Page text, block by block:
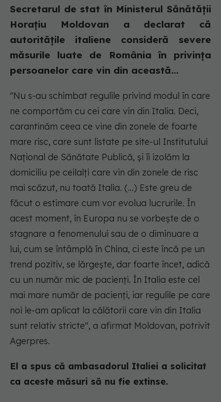
Secretarul de stat în Ministerul Sănătăţii
Horaţiu Moldovan a declarat că
autorităţile italiene consideră severe
măsurile luate de România în privinţa
persoanelor care vin din această...
"Nu s-au schimbat regulile privind modul în care
ne comportăm cu cei care vin din Italia. Deci,
carantinăm ceea ce vine din zonele de foarte
mare risc, care sunt listate pe site-ul Institutului
Naţional de Sănătate Publică, şi îi izolăm la
domiciliu pe ceilalţi care vin din zonele de risc
mai scăzut, nu toată Italia. (...) Este greu de
făcut o estimare cum vor evolua lucrurile. În
acest moment, în Europa nu se vorbeşte de o
stagnare a fenomenului sau de o diminuare a
lui, cum se întâmplă în China, ci este încă pe un
trend pozitiv, se lărgeşte, dar foarte încet, adică
cu un număr mic de pacienţi. În Italia este cel
mai mare număr de pacienţi, iar regulile pe care
noi le-am aplicat la călătorii care vin din Italia
sunt relativ stricte", a afirmat Moldovan, potrivit
Agerpres.
El a spus că ambasadorul Italiei a solicitat
ca aceste măsuri să nu fie extinse.